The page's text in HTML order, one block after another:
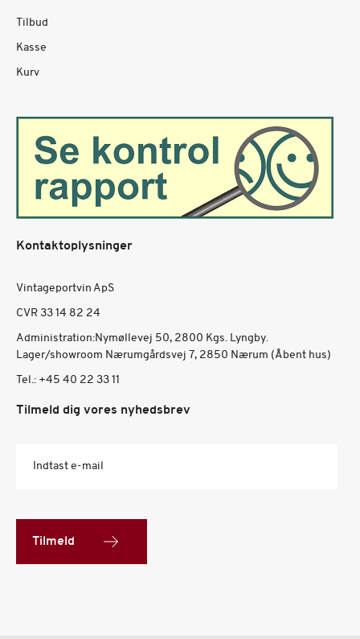
Tilbud
Kasse
Kurv
Kontaktoplysninger
Vintageportvin ApS
CVR 33 14 82 24
Administration:Nymøllevej 50, 2800 Kgs. Lyngby.
Lager/showroom Nærumgårdsvej 7, 2850 Nærum (Åbent hus)
Tel.: +45 40 22 33 11
Tilmeld dig vores nyhedsbrev
Indtast e-mail
Tilmeld